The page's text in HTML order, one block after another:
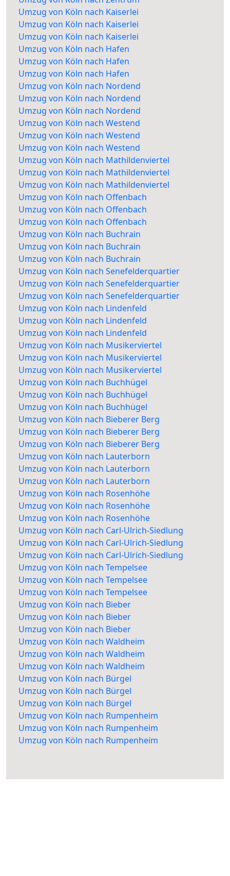
Umzug von Köln nach Kaiserlei
Umzug von Köln nach Kaiserlei
Umzug von Köln nach Kaiserlei
Umzug von Köln nach Hafen
Umzug von Köln nach Hafen
Umzug von Köln nach Hafen
Umzug von Köln nach Nordend
Umzug von Köln nach Nordend
Umzug von Köln nach Nordend
Umzug von Köln nach Westend
Umzug von Köln nach Westend
Umzug von Köln nach Westend
Umzug von Köln nach Mathildenviertel
Umzug von Köln nach Mathildenviertel
Umzug von Köln nach Mathildenviertel
Umzug von Köln nach Offenbach
Umzug von Köln nach Offenbach
Umzug von Köln nach Offenbach
Umzug von Köln nach Buchrain
Umzug von Köln nach Buchrain
Umzug von Köln nach Buchrain
Umzug von Köln nach Senefelderquartier
Umzug von Köln nach Senefelderquartier
Umzug von Köln nach Senefelderquartier
Umzug von Köln nach Lindenfeld
Umzug von Köln nach Lindenfeld
Umzug von Köln nach Lindenfeld
Umzug von Köln nach Musikerviertel
Umzug von Köln nach Musikerviertel
Umzug von Köln nach Musikerviertel
Umzug von Köln nach Buchhügel
Umzug von Köln nach Buchhügel
Umzug von Köln nach Buchhügel
Umzug von Köln nach Bieberer Berg
Umzug von Köln nach Bieberer Berg
Umzug von Köln nach Bieberer Berg
Umzug von Köln nach Lauterborn
Umzug von Köln nach Lauterborn
Umzug von Köln nach Lauterborn
Umzug von Köln nach Rosenhöhe
Umzug von Köln nach Rosenhöhe
Umzug von Köln nach Rosenhöhe
Umzug von Köln nach Carl-Ulrich-Siedlung
Umzug von Köln nach Carl-Ulrich-Siedlung
Umzug von Köln nach Carl-Ulrich-Siedlung
Umzug von Köln nach Tempelsee
Umzug von Köln nach Tempelsee
Umzug von Köln nach Tempelsee
Umzug von Köln nach Bieber
Umzug von Köln nach Bieber
Umzug von Köln nach Bieber
Umzug von Köln nach Waldheim
Umzug von Köln nach Waldheim
Umzug von Köln nach Waldheim
Umzug von Köln nach Bürgel
Umzug von Köln nach Bürgel
Umzug von Köln nach Bürgel
Umzug von Köln nach Rumpenheim
Umzug von Köln nach Rumpenheim
Umzug von Köln nach Rumpenheim